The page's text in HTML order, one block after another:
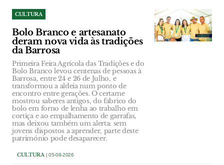
CULTURA
Bolo Branco e artesanato
deram nova vida às tradições
da Barrosa
Primeira Feira Agrícola das Tradições e do
Bolo Branco levou centenas de pessoas à
Barrosa, entre 24 e 26 de Julho, e
transformou a aldeia num ponto de
encontro entre gerações. O certame
mostrou saberes antigos, do fabrico do
bolo em forno de lenha ao trabalho em
cortiça e ao empalhamento de garrafas,
mas deixou também um alerta: sem
jovens dispostos a aprender, parte deste
património pode desaparecer.
CULTURA| 05-08-2026